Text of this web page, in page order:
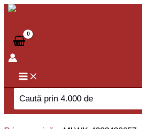
Skip
content
Search
for: